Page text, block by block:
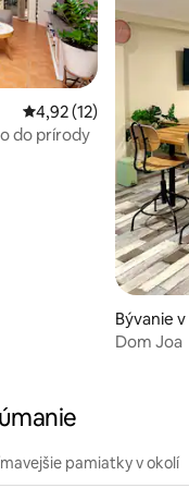
Priemerné
4,92 (12)
do prírody
Bývanie
Dom Joa
pamiatky v okolí